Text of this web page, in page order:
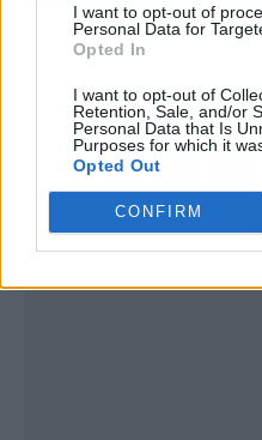
I want to opt-out of
Personal Data for
Opted In
I want to opt-out of
Retention, Sale, and/or
Personal Data that Is
Purposes for which it
Opted Out
CONFIRM